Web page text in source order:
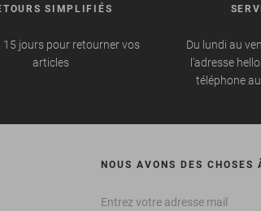
SIMPLIFIÉS
15 jours pour retourner vos
articles
Du lundi au
l'adresse
téléphone
NOUS AVONS DES CHOSES